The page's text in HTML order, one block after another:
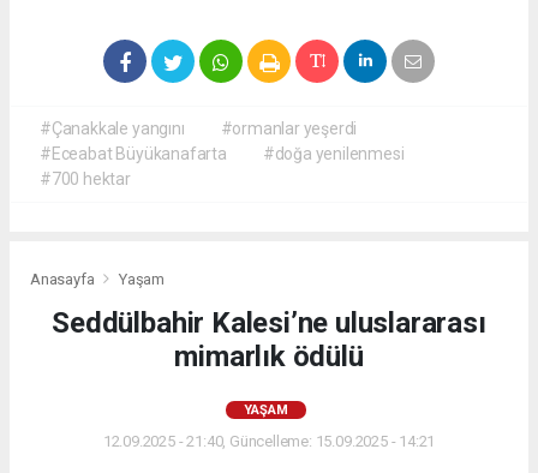
#Çanakkale yangını
#ormanlar yeşerdi
#Eceabat Büyükanafarta
#doğa yenilenmesi
#700 hektar
Anasayfa Yaşam
Seddülbahir Kalesi’ne uluslararası
mimarlık ödülü
YAŞAM
12.09.2025 - 21:40, Güncelleme: 15.09.2025 - 14:21